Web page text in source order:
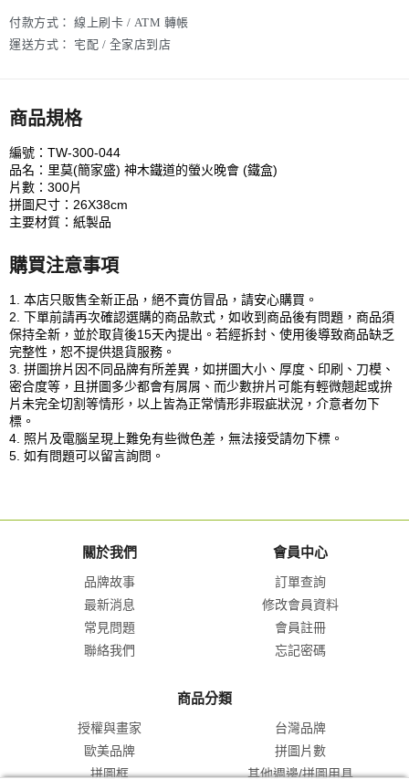
付款方式： 線上刷卡 / ATM 轉帳
運送方式：
宅配 / 全家店到店
商品規格
編號：TW-300-044
品名：里莫(簡家盛) 神木鐵道的螢火晚會 (鐵盒)
片數：300片
拼圖尺寸：26X38cm
主要材質：紙製品
購買注意事項
1. 本店只販售全新正品，絕不賣仿冒品，請安心購買。
2. 下單前請再次確認選購的商品款式，如收到商品後有問題，商品須
保持全新，並於取貨後15天內提出。若經拆封、使用後導致商品缺乏
完整性，恕不提供退貨服務。
3. 拼圖拚片因不同品牌有所差異，如拼圖大小、厚度、印刷、刀模、
密合度等，且拼圖多少都會有屑屑、而少數拚片可能有輕微翹起或拚
片未完全切割等情形，以上皆為正常情形非瑕疵狀況，介意者勿下
標。
4. 照片及電腦呈現上難免有些微色差，無法接受請勿下標。
5. 如有問題可以留言詢問。
關於我們
品牌故事
最新消息
常見問題
聯絡我們
會員中心
訂單查詢
修改會員資料
會員註冊
忘記密碼
商品分類
授權與畫家
台灣品牌
歐美品牌
拼圖片數
拼圖框
其他週邊/拼圖用具